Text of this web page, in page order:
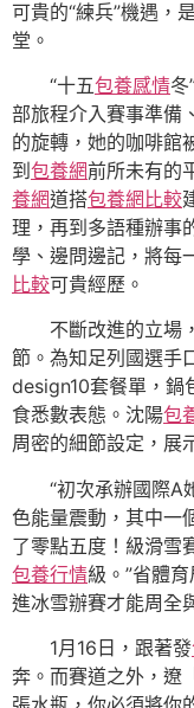
可貴的“練兵”機遇，
堂。
“十五包養感情
部旅程介入賽事準備
的旋轉，她的咖啡館
到包養網前所未有的
養網道搭包養網比較
理，再到多語種辦事
學、邊問邊記，將每
比較可貴經歷。
不斷改進的立場，
節。為知足列國選手
design10套餐單，鍋
食悉數表態。沈陽包
周密的細節設定，展
“初次承辦國際A
色能量震動，其中一
了零點五度！級滑雪
包養行情級。”省體
進冰雪辦賽才能周全
1月16日，跟著發
奔。而賽道之外，遼